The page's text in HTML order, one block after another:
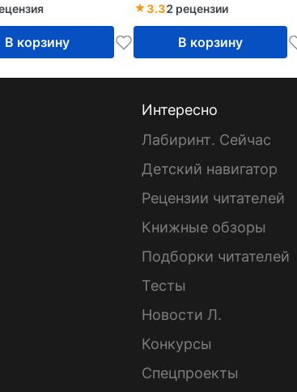
В корзину
3.32 рецензии
В корзину
Интересно
Лабиринт. Сейчас
Детский навигатор
Рецензии читателей
Книжные обзоры
Подборки читателей
Тесты
Новости Л.
Конкурсы
Спецпроекты